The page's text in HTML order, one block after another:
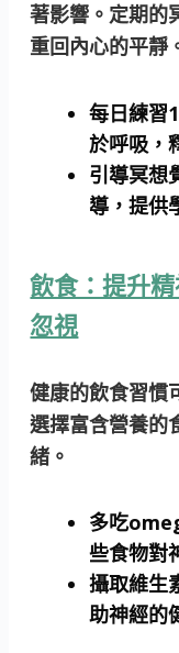
著影響。定期的
重回內心的平靜
每日練習
於呼吸，
引導冥想
導，提供
飲食：提升
忽視
健康的飲食習慣
選擇富含營養的
緒。
多吃
些食物對
攝取維生
助神經的